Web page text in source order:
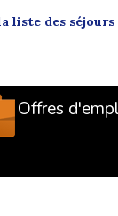
liste des
Offres